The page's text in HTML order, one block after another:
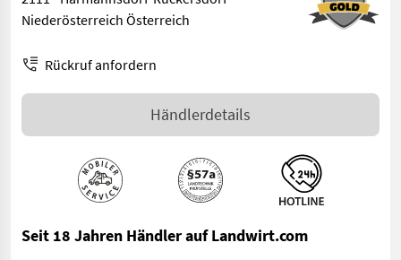
Niederösterreich Österreich
Rückruf anfordern
Händlerdetails
Seit 18 Jahren Händler auf Landwirt.com